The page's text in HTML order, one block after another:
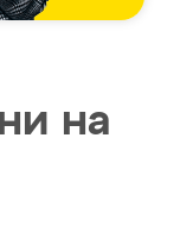
на